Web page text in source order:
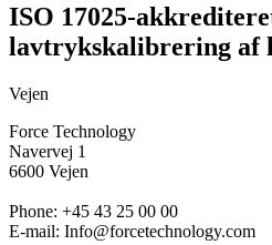
ISO 17025-
lavtrykskalibrering af
Vejen
Force Technology
Navervej 1
6600 Vejen
Phone: +45 43 25 00 00
E-mail: Info@forcetechnology.com